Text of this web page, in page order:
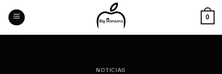
Skip
content
0
NOTICIAS